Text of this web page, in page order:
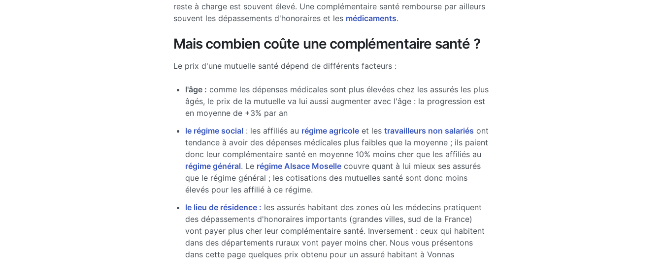
reste à charge est souvent élevé. Une complémentaire santé rembourse par ailleurs
souvent les dépassements d'honoraires et les médicaments.
Mais combien coûte une complémentaire santé ?
Le prix d'une mutuelle santé dépend de différents facteurs :
l'âge : comme les dépenses médicales sont plus élevées chez les assurés les plus
âgés, le prix de la mutuelle va lui aussi augmenter avec l'âge : la progression est
en moyenne de +3% par an
le régime social : les affiliés au régime agricoleet les travailleurs non salariés ont
tendance à avoir des dépenses médicales plus faibles que la moyenne ; ils paient
donc leur complémentaire santé en moyenne 10% moins cher que les affiliés au
régime général. Le régime Alsace Mosellecouvre quant à lui mieux ses assurés
que le régime général ; les cotisations des mutuelles santé sont donc moins
élevés pour les affilié à ce régime.
le lieu de résidence : les assurés habitant des zones où les médecins pratiquent
des dépassements d'honoraires importants (grandes villes, sud de la France)
vont payer plus cher leur complémentaire santé. Inversement : ceux qui habitent
dans des départements ruraux vont payer moins cher. Nous vous présentons
dans cette page quelques prix obtenu pour un assuré habitant à Vonnas